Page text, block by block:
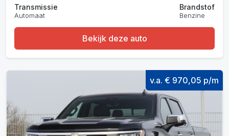
Transmissie
Automaat
Brandstof
Benzine
Bekijk deze auto
v.a. € 970,05 p/m